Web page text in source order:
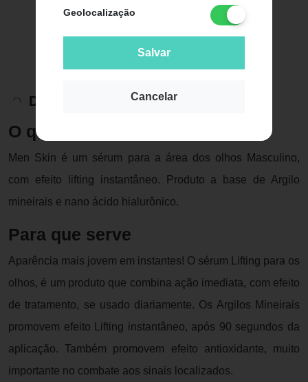
Geolocalização
Salvar
Cancelar
Descrição do Produto
O que é
Men Skin é um sérum para a área dos olhos Masculino,
com efeito lifting instantâneo. Produto a base de Argilo
mineirais e nano ácido hialurônico.
Para que serve
Aparência mais jovem em instantes! O sérum Lifting para os
olhos, é um produto que combina ação imediata, com efeito
de tratamento, se usado diariamente. Os Argilos Mineirais
promovem efeito Lifting instantâneo, após 90 segundos da
aplicação. Também promovem efeito antioxidante, muito
importante no combate aos sinais localizados.